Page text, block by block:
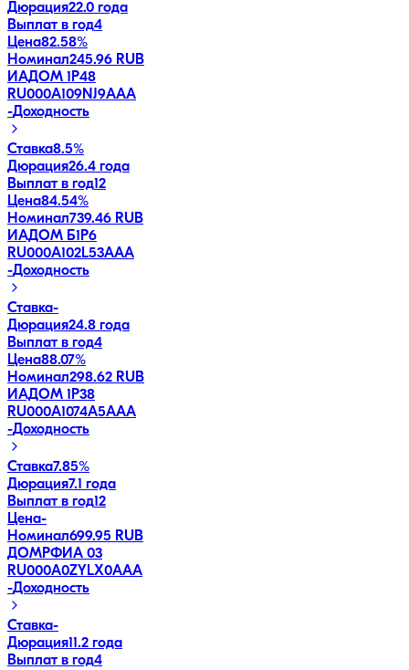
Дюрация22.0 года
Выплат в год4
Цена82.58%
Номинал245.96 RUB
ИАДОМ 1P48
RU000A109NJ9AAA
-Доходность
Ставка8.5%
Дюрация26.4 года
Выплат в год12
Цена84.54%
Номинал739.46 RUB
ИАДОМ Б1P6
RU000A102L53AAA
-Доходность
Ставка-
Дюрация24.8 года
Выплат в год4
Цена88.07%
Номинал298.62 RUB
ИАДОМ 1P38
RU000A1074A5AAA
-Доходность
Ставка7.85%
Дюрация7.1 года
Выплат в год12
Цена-
Номинал699.95 RUB
ДОМРФИА 03
RU000A0ZYLX0AAA
-Доходность
Ставка-
Дюрация11.2 года
Выплат в год4